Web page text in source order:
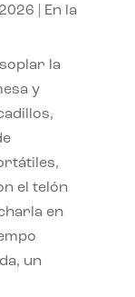
En la
la
y
el telón
en
un